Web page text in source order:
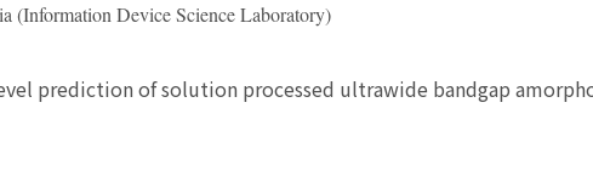
(Information Device Science Laboratory)
prediction of solution processed ultrawide bandgap